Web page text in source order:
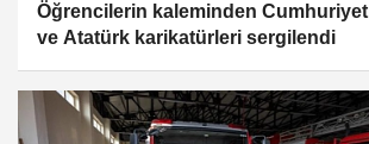
Öğrencilerin kaleminden Cumhuriyet
ve Atatürk karikatürleri sergilendi